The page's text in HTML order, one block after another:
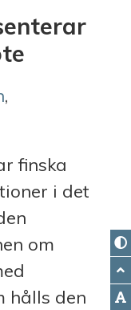
,
finska
i det
om
hålls den